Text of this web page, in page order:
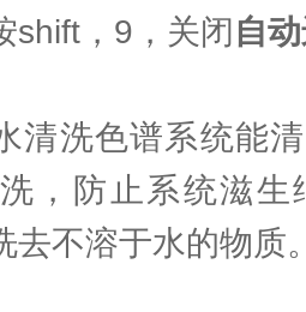
shift，9，关闭 自
洗色谱系统能清
，防止系统滋生
去不溶于水的物质